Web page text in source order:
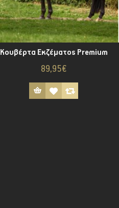
Κουβέρτα Εκζέματος Premium
89,95€